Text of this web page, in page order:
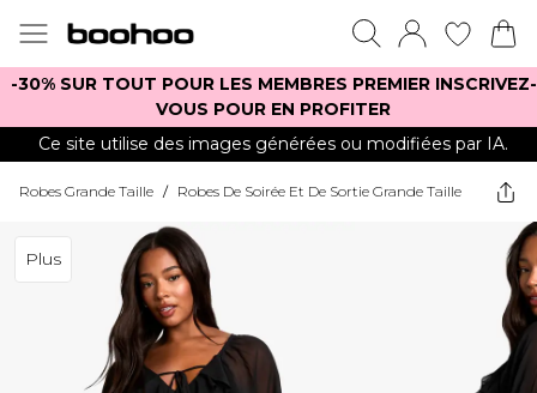
-30% SUR TOUT POUR LES MEMBRES PREMIER INSCRIVEZ-
VOUS POUR EN PROFITER
Ce site utilise des images générées ou modifiées par IA.
Robes Grande Taille / Robes De Soirée Et De Sortie Grande Taille
Plus